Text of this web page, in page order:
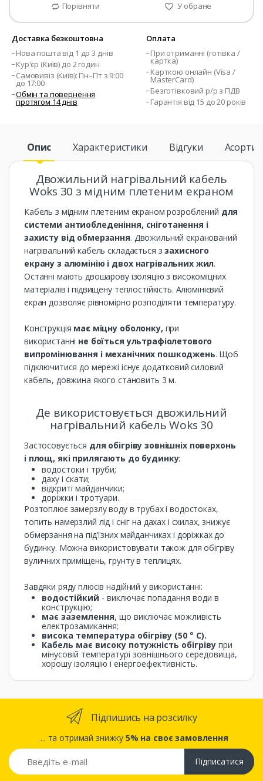
Порівняти У обране
Доставка безкоштовна
Нова пошта від 1 до 3 днів
Кур'єр (Київ) до 2 годин
Самовивіз (Київ): Пн–Пт з 9:00
до 17:00
Обмін та повернення
протягом 14 днів
Оплата
При отриманні (готівка /
картка)
Карткою онлайн (Visa /
MasterCard)
Безготівковий р/р з ПДВ
Гарантія від 15 до 20 років
Опис Характеристики Відгуки
Двожильний нагрівальний кабель
Woks 30 з мідним плетеним екраном
Кабель з мідним плетеним екраном розроблений для
системи антиобледеніння, сніготанення і
захисту від обмерзання. Двожильний екранований
нагрівальний кабель складається ззахисного
екрану з алюмінію і двох нагрівальних жил.
Останні мають двошарову ізоляцію з високоміцних
матеріалів і підвищену теплостійкість. Алюмінієвий
екран дозволяє рівномірно розподіляти температуру.
Конструкція має міцну оболонку, при
використанні не боїться ультрафіолетового
випромінювання і механічних пошкоджень. Щоб
підключитися до мережі існує додатковий силовий
кабель, довжина якого становить 3 м.
Де використовується двожильний
нагрівальний кабель Woks 30
Застосовується для обігріву зовнішніх поверхонь
і площ, які прилягають до будинку:
водостоки і труби;
даху і скати;
відкриті майданчики;
доріжки і тротуари.
Розтоплює замерзлу воду в трубах і водостоках,
топить намерзлий лід і сніг на дахах і схилах, знижує
обмерзання на під'їзних майданчиках і доріжках до
будинку. Можна використовувати також для обігріву
вуличних приміщень, грунту в теплицях.
Завдяки ряду плюсів надійний у використанні:
водостійкий - виключає попадання води в
конструкцію;
має заземлення, що виключає можливість
електрозамикання;
висока температура обігріву (50 ° С).
Кабель має високу потужність обігріву при
мінусовій температурі зовнішнього середовища,
хорошу ізоляцію і енергоефективність.
Підпишись на розсилку
... та отримай знижку 5% на своє замовлення
Підписатися